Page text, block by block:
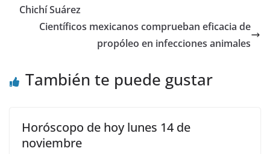
Chichí Suárez
Científicos mexicanos comprueban eficacia de
propóleo en infecciones animales
También te puede gustar
Horóscopo de hoy lunes 14 de
noviembre